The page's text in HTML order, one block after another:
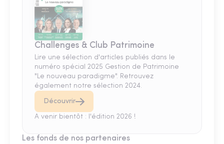
Challenges & Club Patrimoine
Lire une sélection d'articles publiés dans le
numéro spécial 2025 Gestion de Patrimoine
"Le nouveau paradigme". Retrouvez
également notre sélection 2024.
Découvrir
A venir bientôt : l'édition 2026 !
Les fonds de nos partenaires